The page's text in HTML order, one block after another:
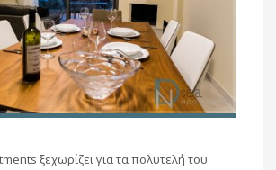
ξεχωρίζει για τα πολυτελή του